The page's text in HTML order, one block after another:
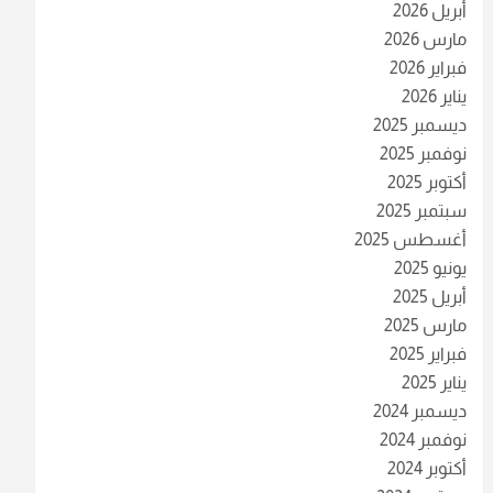
أبريل 2026
مارس 2026
فبراير 2026
يناير 2026
ديسمبر 2025
نوفمبر 2025
أكتوبر 2025
سبتمبر 2025
أغسطس 2025
يونيو 2025
أبريل 2025
مارس 2025
فبراير 2025
يناير 2025
ديسمبر 2024
نوفمبر 2024
أكتوبر 2024